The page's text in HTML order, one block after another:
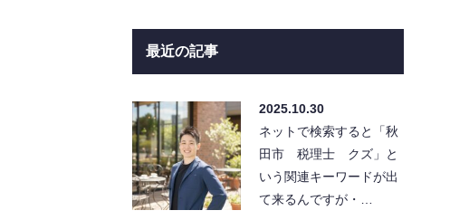
最近の記事
2025.10.30
ネットで検索すると「秋
田市 税理士 クズ」と
いう関連キーワードが出
て来るんですが・…